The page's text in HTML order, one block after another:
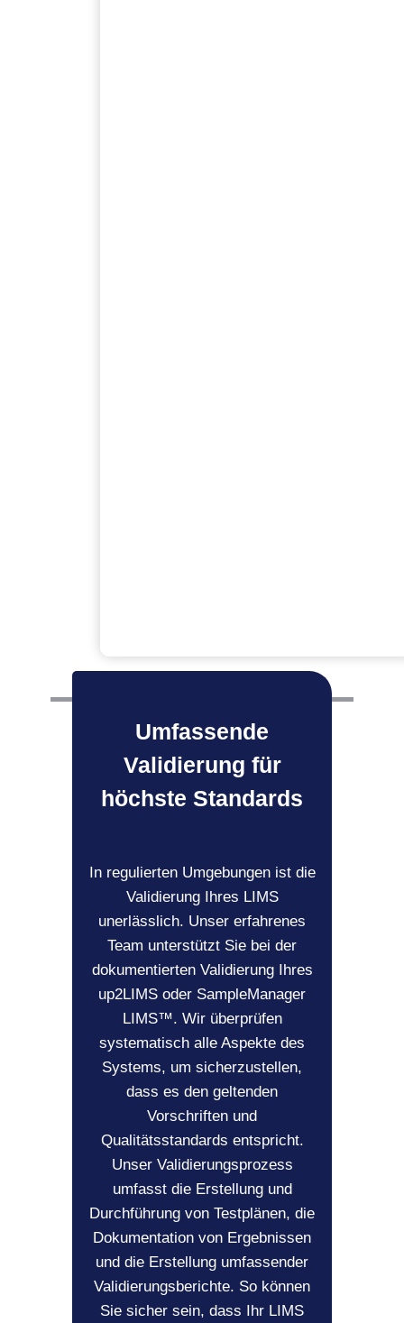
Umfassende
Validierung für
höchste Standards
In regulierten Umgebungen ist die
Validierung Ihres LIMS
unerlässlich. Unser erfahrenes
Team unterstützt Sie bei der
dokumentierten Validierung Ihres
up2LIMS oder SampleManager
LIMS™. Wir überprüfen
systematisch alle Aspekte des
Systems, um sicherzustellen,
dass es den geltenden
Vorschriften und
Qualitätsstandards entspricht.
Unser Validierungsprozess
umfasst die Erstellung und
Durchführung von Testplänen, die
Dokumentation von Ergebnissen
und die Erstellung umfassender
Validierungsberichte. So können
Sie sicher sein, dass Ihr LIMS